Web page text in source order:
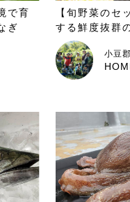
で育
ぎ
【旬野菜のセ
する鮮度抜群
小豆郡